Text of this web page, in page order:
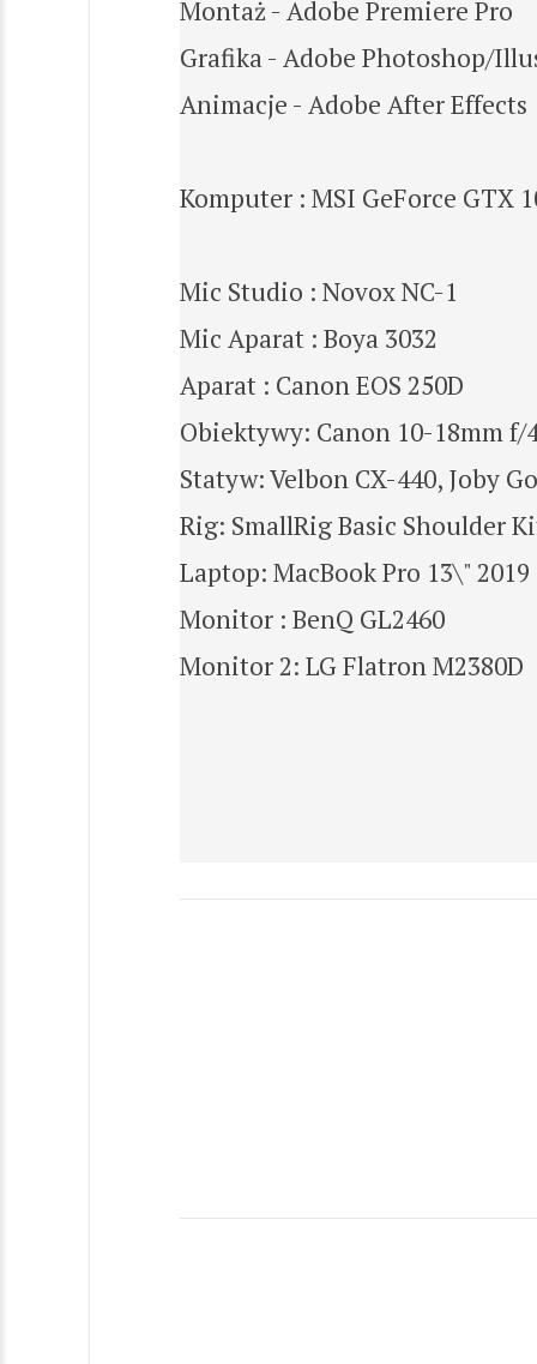
Montaż - Adobe Premiere Pro
Grafika - Adobe Photoshop/
Animacje - Adobe After Effects
Komputer : MSI GeForce GTX
Mic Studio : Novox NC-1
Mic Aparat : Boya 3032
Aparat : Canon EOS 250D
Obiektywy: Canon 10-18mm f/
Statyw: Velbon CX-440, Joby
Rig: SmallRig Basic Shoulder
Laptop: MacBook Pro 13\" 2019
Monitor : BenQ GL2460
Monitor 2: LG Flatron M2380D